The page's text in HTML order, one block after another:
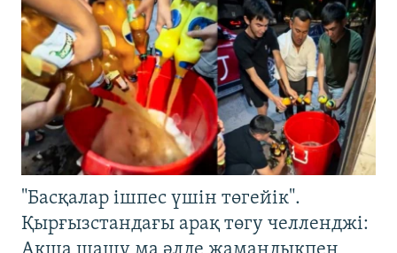
"Басқалар ішпес үшін төгейік".
Қырғызстандағы арақ төгу челленджі: